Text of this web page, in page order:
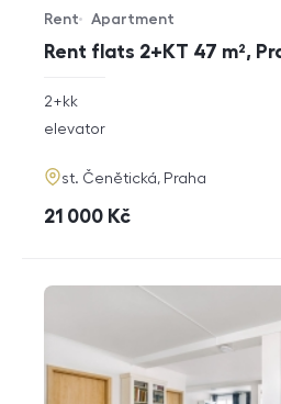
Rent flats 2+KT 47 m²,
Offer type
Rent
Property type
Apartment
rozměry
2+kk
funkce
elevator
adresa
st. Čenětická, Praha
cena
21 000 Kč